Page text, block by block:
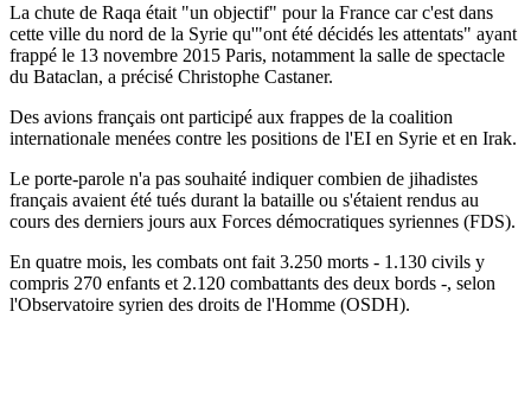
La chute de Raqa était "un objectif" pour la France car c'est dans
cette ville du nord de la Syrie qu'"ont été décidés les attentats" ayant
frappé le 13 novembre 2015 Paris, notamment la salle de spectacle
du Bataclan, a précisé Christophe Castaner.
Des avions français ont participé aux frappes de la coalition
internationale menées contre les positions de l'EI en Syrie et en Irak.
Le porte-parole n'a pas souhaité indiquer combien de jihadistes
français avaient été tués durant la bataille ou s'étaient rendus au
cours des derniers jours aux Forces démocratiques syriennes (FDS).
En quatre mois, les combats ont fait 3.250 morts - 1.130 civils y
compris 270 enfants et 2.120 combattants des deux bords -, selon
l'Observatoire syrien des droits de l'Homme (OSDH).